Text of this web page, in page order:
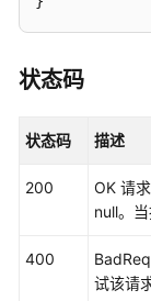
责
担
云
等
状态码
状态码 描述
200
OK 请
null。
400
试该请